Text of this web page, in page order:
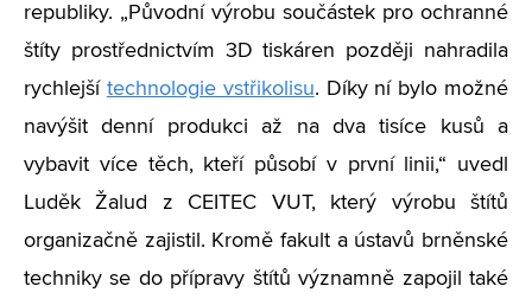
republiky. „Původní výrobu součástek pro ochranné
štíty prostřednictvím 3D tiskáren později nahradila
rychlejší technologie vstřikolisu. Díky ní bylo možné
navýšit denní produkci až na dva tisíce kusů a
vybavit více těch, kteří působí v první linii,“ uvedl
Luděk Žalud z CEITEC VUT, který výrobu štítů
organizačně zajistil. Kromě fakult a ústavů brněnské
techniky se do přípravy štítů významně zapojil také